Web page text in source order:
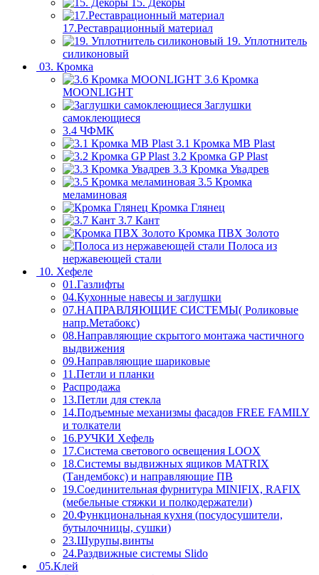
15. Декоры
17.Реставрационный материал
19. Уплотнитель
силиконовый
03. Кромка
3.6 Кромка
MOONLIGHT
Заглушки
самоклеющиеся
3.4 ЧФМК
3.1 Кромка MB Plast
3.2 Кромка GP Plast
3.3 Кромка Увадрев
3.5 Кромка
меламиновая
Кромка Глянец
3.7 Кант
Кромка ПВХ Золото
Полоса из
нержавеющей стали
10. Хефеле
01.Газлифты
04.Кухонные навесы и заглушки
07.НАПРАВЛЯЮЩИЕ СИСТЕМЫ( Роликовые
напр.Метабокс)
08.Направляющие скрытого монтажа частичного
выдвижения
09.Направляющие шариковые
11.Петли и планки
Распродажа
13.Петли для стекла
14.Подъемные механизмы фасадов FREE FAMILY
и толкатели
16.РУЧКИ Хефель
17.Система светового освещения LOOX
18.Системы выдвижных ящиков MATRIX
(Тандембокс) и направляющие ПВ
19.Соединительная фурнитура MINIFIX, RAFIX
(мебельные стяжки и полкодержатели)
20.Функциональная кухня (посудосушители,
бутылочницы, сушки)
23.Шурупы,винты
24.Раздвижные системы Slido
05.Клей